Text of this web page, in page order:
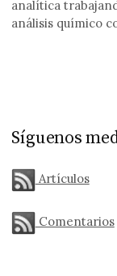
analítica
análisis químico
Síguenos
Artículos
Comentarios